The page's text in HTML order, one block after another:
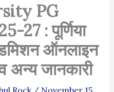
PG
27 : पूर्णिया
ऑनलाइन
अन्य जानकारी
Rock / November 15,